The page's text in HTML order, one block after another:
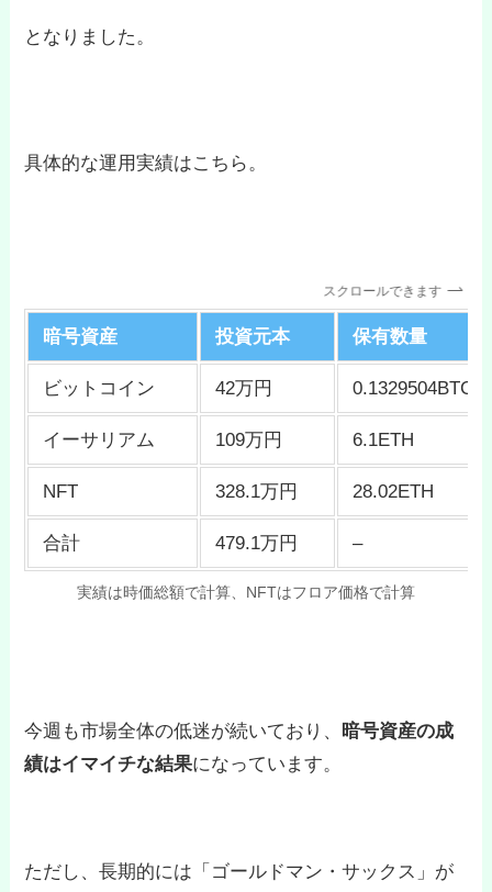
となりました。
具体的な運用実績はこちら。
スクロールできます
暗号資産 投資元本 保有数量
ビットコイン 42万円 0.1329504BTC
イーサリアム 109万円 6.1ETH
NFT 328.1万円 28.02ETH
合計 479.1万円 –
実績は時価総額で計算、NFTはフロア価格で計算
今週も市場全体の低迷が続いており、 暗号資産の成
績はイマイチな結果になっています。
ただし、長期的には「ゴールドマン・サックス」が